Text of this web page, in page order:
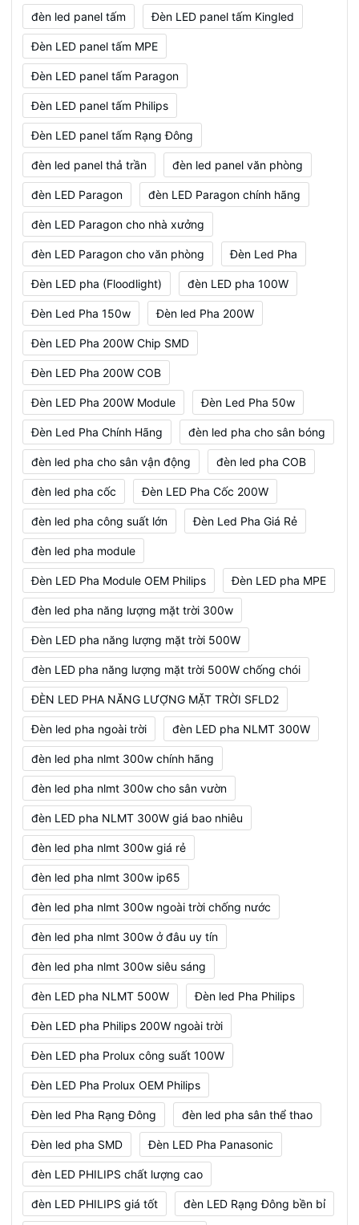
đèn led panel tấm Đèn LED panel tấm Kingled
Đèn LED panel tấm MPE
Đèn LED panel tấm Paragon
Đèn LED panel tấm Philips
Đèn LED panel tấm Rạng Đông
đèn led panel thả trần đèn led panel văn phòng
đèn LED Paragon đèn LED Paragon chính hãng
đèn LED Paragon cho nhà xưởng
đèn LED Paragon cho văn phòng Đèn Led Pha
Đèn LED pha (Floodlight) đèn LED pha 100W
Đèn Led Pha 150w Đèn led Pha 200W
Đèn LED Pha 200W Chip SMD
Đèn LED Pha 200W COB
Đèn LED Pha 200W Module Đèn Led Pha 50w
Đèn Led Pha Chính Hãng đèn led pha cho sân bóng
đèn led pha cho sân vận động đèn led pha COB
đèn led pha cốc Đèn LED Pha Cốc 200W
đèn led pha công suất lớn Đèn Led Pha Giá Rẻ
đèn led pha module
Đèn LED Pha Module OEM Philips Đèn LED pha MPE
đèn led pha năng lượng mặt trời 300w
Đèn LED pha năng lượng mặt trời 500W
đèn LED pha năng lượng mặt trời 500W chống chói
ĐÈN LED PHA NĂNG LƯỢNG MẶT TRỜI SFLD2
Đèn led pha ngoài trời đèn LED pha NLMT 300W
đèn led pha nlmt 300w chính hãng
đèn led pha nlmt 300w cho sân vườn
đèn LED pha NLMT 300W giá bao nhiêu
đèn led pha nlmt 300w giá rẻ
đèn led pha nlmt 300w ip65
đèn led pha nlmt 300w ngoài trời chống nước
đèn led pha nlmt 300w ở đâu uy tín
đèn led pha nlmt 300w siêu sáng
đèn LED pha NLMT 500W Đèn led Pha Philips
Đèn LED pha Philips 200W ngoài trời
Đèn LED pha Prolux công suất 100W
Đèn LED Pha Prolux OEM Philips
Đèn led Pha Rạng Đông đèn led pha sân thể thao
Đèn led pha SMD Đèn LED Pha Panasonic
đèn LED PHILIPS chất lượng cao
đèn LED PHILIPS giá tốt đèn LED Rạng Đông bền bỉ